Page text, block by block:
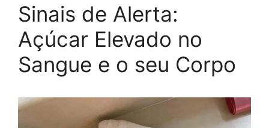
Sinais de Alerta:
Açúcar Elevado no
Sangue e o seu Corpo